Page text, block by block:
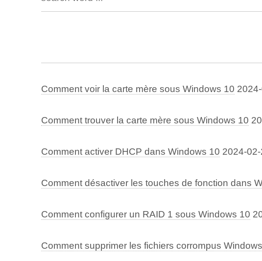
Comment voir la carte mère sous Windows 10
Comment trouver la carte mère sous Windows 10
Comment activer DHCP dans Windows 10 2024-
Comment désactiver les touches de fonction dans
Comment configurer un RAID 1 sous Windows 10
Comment supprimer les fichiers corrompus